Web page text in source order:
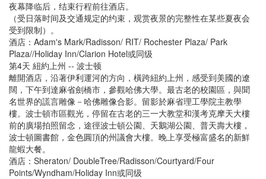
夜幕降临后，结束行程前往酒店。
（受日落时间及交通规定的约束，观赏夜景的完整性在某些夏夜会
受到限制）。
酒店：Adam's Mark/Radisson/ RIT/ Rochester Plaza/ Park
Plaza//Holiday Inn/Clarion Hotel或同级
第4天 紐約上州 -- 波士顿
離開酒店，沿著伊利運河的方向，橫跨紐約上州，感受到美國的遼
闊，下午到達麻省劍橋市，參觀哈佛大學。最古老的校園區，與聞
名世界的謊言雕像－哈佛雕像合影。留影於麻省理工學院主教學
樓。波士頓市區觀光，停留在古老的三一大教堂和漢考克摩天大樓
前的廣場拍照留念，途徑波士頓公園、天鵝湖公園、普天壽大樓，
波士頓圖書館，金色圓頂的州議會大樓。晚上享受極富盛名的新鮮
龍蝦大餐。
酒店：Sheraton/ DoubleTree/Radisson/Courtyard/Four
Points/Wyndham/Holiday Inn或同级